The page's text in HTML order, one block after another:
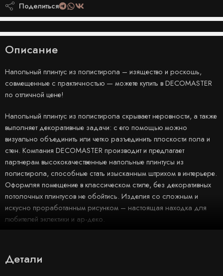
Поделиться
Описание
Напольный плинтус из полистирола – изящество и роскошь,
совмещенные с практичностью — можете купить в DECOMASTER
по отличной цене!
Напольный плинтус из полистирола скрывает неровности, а также
выполняет декоративные задачи: с его помощью можно
визуально объединить или четко разъединить плоскости пола и
стен. Компания DECOMASTER производит и предлагает
партнерам высококачественные напольные плинтусы из
полистирола, способные стать изысканным штрихом в интерьере.
Оформляя помещение в классическом стиле, без декоративных
потолочных плинтусов не обойтись. Изделия со сложным и
искусно проработанным рисунком – настоящая находка для
любителей эклектики и ар-деко.
Детали